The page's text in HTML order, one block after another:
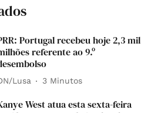
Portugal recebeu hoje 2,3 mil
referente ao 9.º
Lusa 3 Minutos
West atua esta sexta-feira